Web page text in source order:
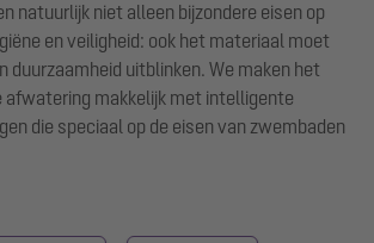
natuurlijk niet alleen bijzondere eisen op
en veiligheid: ook het materiaal moet
duurzaamheid uitblinken. We maken het
afwatering makkelijk met intelligente
die speciaal op de eisen van zwembaden